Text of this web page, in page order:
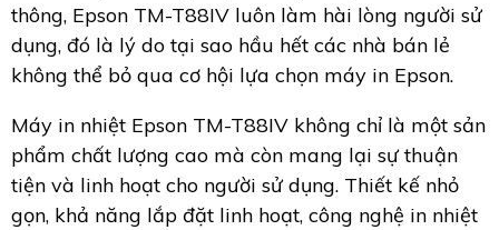
thông, Epson TM-T88IV luôn làm hài lòng người sử
dụng, đó là lý do tại sao hầu hết các nhà bán lẻ
không thể bỏ qua cơ hội lựa chọn máy in Epson.
Máy in nhiệt Epson TM-T88IV không chỉ là một sản
phẩm chất lượng cao mà còn mang lại sự thuận
tiện và linh hoạt cho người sử dụng. Thiết kế nhỏ
gọn, khả năng lắp đặt linh hoạt, công nghệ in nhiệt